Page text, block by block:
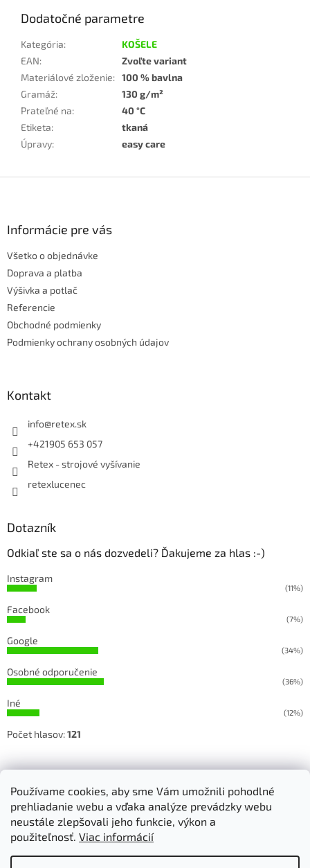
Používame cookies, aby sme Vám umožnili pohodlné
prehliadanie webu a vďaka analýze prevádzky webu
neustále zlepšovali jeho funkcie, výkon a
použiteľnosť. Viac informácií
Dodatočné parametre
Kategória:
KOŠELE
EAN:
Zvoľte variant
Materiálové zloženie: 100 % bavlna
Gramáž:
130 g/m²
Prateľné na:
40 °C
Etiketa:
tkaná
Úpravy: easy care
Informácie pre vás
Všetko o objednávke
Doprava a platba
Výšivka a potlač
Referencie
Obchodné podmienky
Podmienky ochrany osobných údajov
Kontakt
info@retex.sk
+421905 653 057
Retex - strojové vyšívanie
retexlucenec
Dotazník
Odkiaľ ste sa o nás dozvedeli? Ďakujeme za hlas :-)
Instagram
(11%)
Facebook
(7%)
Google
(34%)
Osobné odporučenie
(36%)
Iné
(12%)
Počet hlasov:121